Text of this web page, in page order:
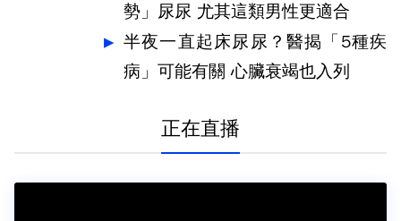
勢」尿尿 尤其這類男性更適合
半夜一直起床尿尿？醫揭「5種疾
病」可能有關 心臟衰竭也入列
正在直播